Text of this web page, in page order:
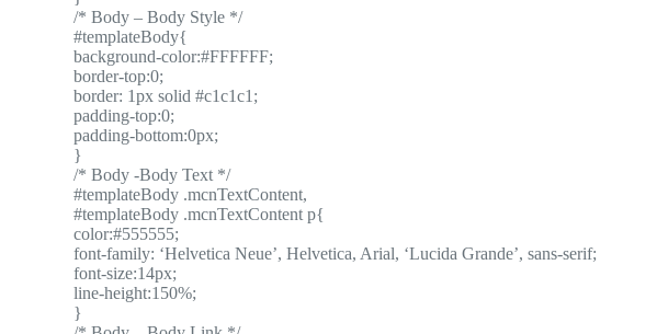
/* Body – Body Style */
#templateBody{
background-color:#FFFFFF;
border-top:0;
border: 1px solid #c1c1c1;
padding-top:0;
padding-bottom:0px;
}
/* Body -Body Text */
#templateBody .mcnTextContent,
#templateBody .mcnTextContent p{
color:#555555;
font-family: ‘Helvetica Neue’, Helvetica, Arial, ‘Lucida Grande’, sans-serif;
font-size:14px;
line-height:150%;
}